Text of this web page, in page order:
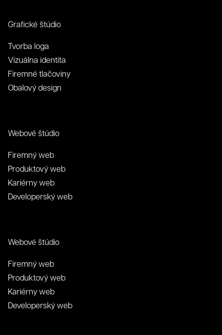
Grafické štúdio
Tvorba loga
Vizuálna identita
Firemné tlačoviny
Obalový design
Webové štúdio
Firemný web
Produktový web
Kariérny web
Developerský web
Webové štúdio
Firemný web
Produktový web
Kariérny web
Developerský web